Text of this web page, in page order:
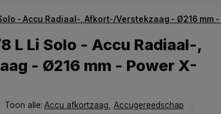
- Accu Radiaal-, Afkort-/Verstekzaag - Ø216 mm
L Li Solo - Accu Radiaal-,
- Ø216 mm - Power X-
Toon alle: Accu afkortzaag
Accugereedschap